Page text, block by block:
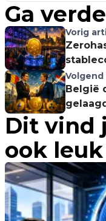
Ga
Vorig
België
Dit vind
ook leuk